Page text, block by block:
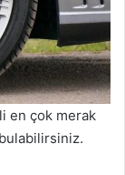
en çok merak